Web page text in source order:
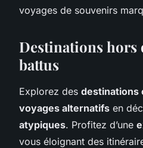
voyages de souvenirs
Destinations hors
battus
Explorez des destinations
voyages alternatifs en
atypiques. Profitez d’une
vous éloignant des